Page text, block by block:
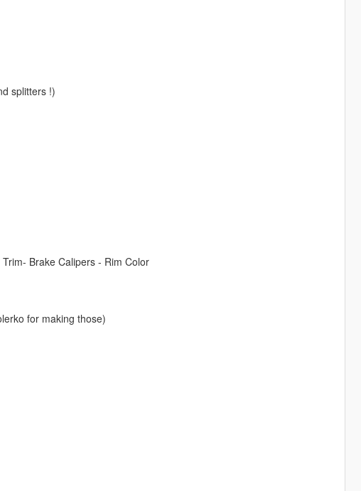
splitters !)
Brake Calipers - Rim Color
for making those)